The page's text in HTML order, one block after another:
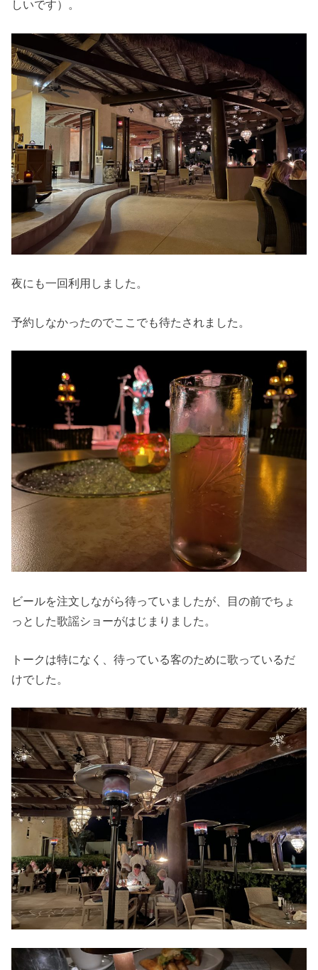
しいです）。
夜にも一回利用しました。
予約しなかったのでここでも待たされました。
ビールを注文しながら待っていましたが、目の前でちょ
っとした歌謡ショーがはじまりました。
トークは特になく、待っている客のために歌っているだ
けでした。